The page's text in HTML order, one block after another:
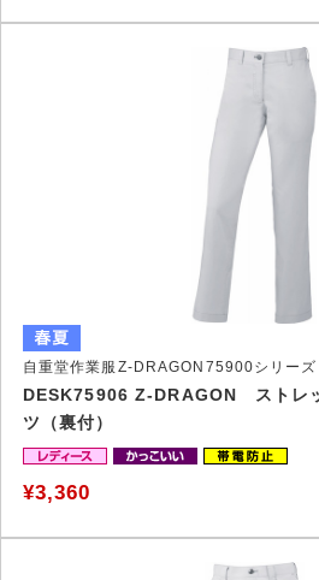
DESK75906 Z-DRAGON ストレ
ツ（裏付）
¥3,360